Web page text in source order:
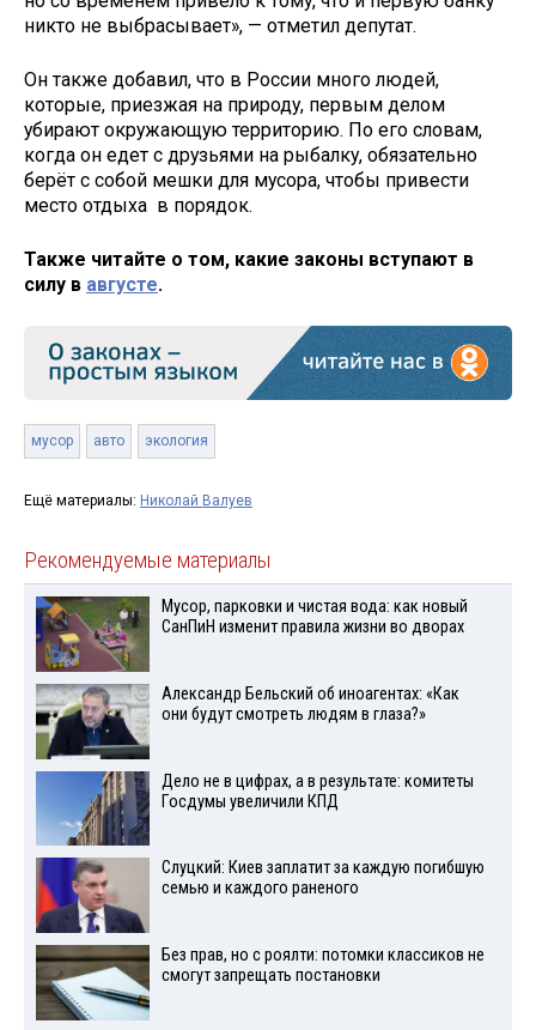
никто не выбрасывает», — отметил депутат.
Он также добавил, что в России много людей,
которые, приезжая на природу, первым делом
убирают окружающую территорию. По его словам,
когда он едет с друзьями на рыбалку, обязательно
берёт с собой мешки для мусора, чтобы привести
место отдыха в порядок.
Также читайте о том, какие законы вступают в
силу в августе.
мусор авто экология
Ещё материалы: Николай Валуев
Рекомендуемые материалы
Мусор, парковки и чистая вода: как новый
СанПиН изменит правила жизни во дворах
Александр Бельский об иноагентах: «Как
они будут смотреть людям в глаза?»
Дело не в цифрах, а в результате: комитеты
Госдумы увеличили КПД
Слуцкий: Киев заплатит за каждую погибшую
семью и каждого раненого
Без прав, но с роялти: потомки классиков не
смогут запрещать постановки